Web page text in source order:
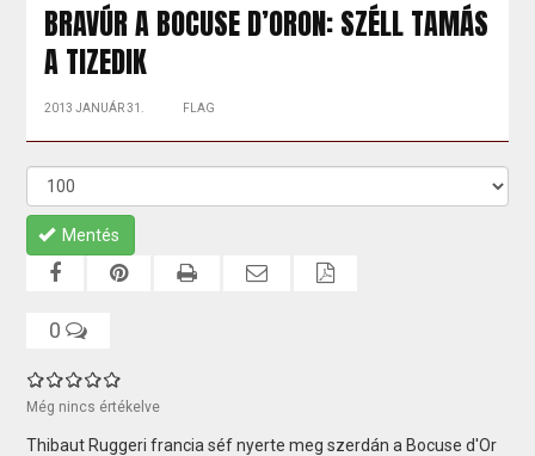
BRAVÚR A BOCUSE D’ORON: SZÉLL TAMÁS
A TIZEDIK
2013 JANUÁR 31. FLAG
Mentés
0
Még nincs értékelve
Thibaut Ruggeri francia séf nyerte meg szerdán a Bocuse d'Or